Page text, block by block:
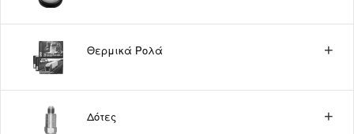
Θερμικά Ρολά
Δότες